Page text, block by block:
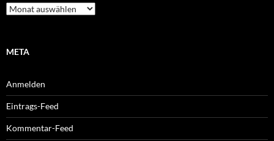
Archiv
META
Anmelden
Eintrags-Feed
Kommentar-Feed